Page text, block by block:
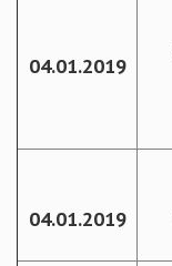
04.01.2019
04.01.2019